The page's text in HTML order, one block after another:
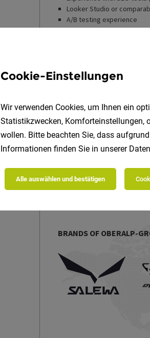
Cookie-Einstellungen
Wir verwenden Cookies, um Ihnen ein
Statistikzwecken, Komforteinstellungen,
wollen. Bitte beachten Sie, dass
Informationen finden Sie in unserer
Alle auswählen und bestätigen